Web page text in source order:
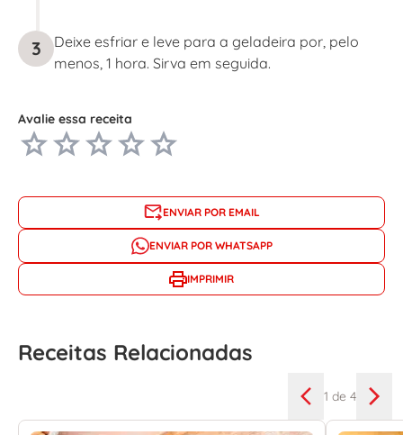
3
Deixe esfriar e leve para a geladeira por, pelo
menos, 1 hora. Sirva em seguida.
Avalie essa receita
ENVIAR POR EMAIL
ENVIAR POR WHATSAPP
IMPRIMIR
Receitas Relacionadas
1 de 4